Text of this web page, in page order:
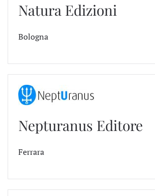
Natura Edizioni
Bologna
Nepturanus Editore
Ferrara